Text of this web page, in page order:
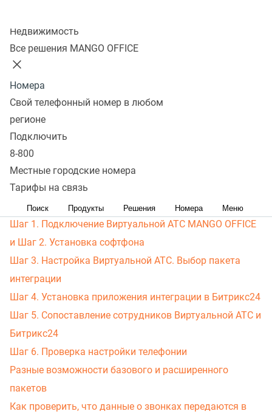
Недвижимость
Все решения MANGO OFFICE
Номера
Свой телефонный номер в любом
регионе
Подключить
8-800
Местные городские номера
Тарифы на связь
Поиск Продукты Решения Номера Меню
Настройка интеграции
ВАТС и Битрикс24
Внимание! Все настройки интеграции в Bitrix24
необходимо производить только от лица
администратора Вашего портала Bitrix24.
Зачем указывать сотрудников в виджете?
Начало работы с интеграцией
Основное
Шаг 1. Подключение Виртуальной АТС MANGO OFFICE
и Шаг 2. Установка софтфона
Шаг 3. Настройка Виртуальной АТС. Выбор пакета
интеграции
Шаг 4. Установка приложения интеграции в Битрикс24
Шаг 5. Сопоставление сотрудников Виртуальной АТС и
Битрикс24
Шаг 6. Проверка настройки телефонии
Разные возможности базового и расширенного
пакетов
Как проверить, что данные о звонках передаются в